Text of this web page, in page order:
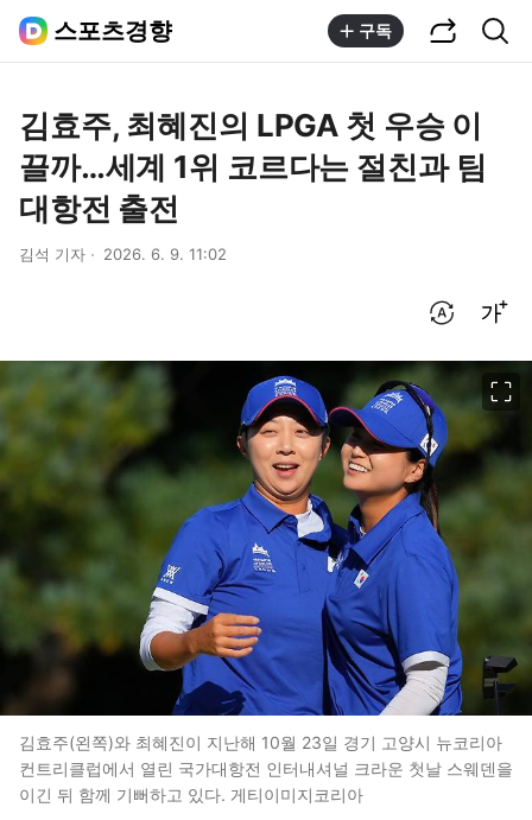
스포츠경향 구독
김효주, 최혜진의 LPGA 첫 우승 이
끌까…세계 1위 코르다는 절친과 팀
대항전 출전
김석 기자 2026. 6. 9. 11:02
김효주(왼쪽)와 최혜진이 지난해 10월 23일 경기 고양시 뉴코리아
컨트리클럽에서 열린 국가대항전 인터내셔널 크라운 첫날 스웨덴을
이긴 뒤 함께 기뻐하고 있다. 게티이미지코리아